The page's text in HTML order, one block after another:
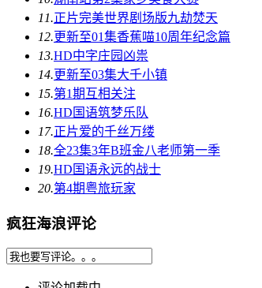
11.正片​完美世界剧场版九劫焚天​
12.更新至01集香蕉喵10周年纪念篇
13.HD中字庄园凶祟
14.更新至03集大千小镇
15.第1期互相关注
16.HD国语筑梦乐队
17.正片爱的千丝万缕
18.全23集3年B班金八老师第一季
19.HD国语永远的战士
20.第4期粤旅玩家
疯狂海浪评论